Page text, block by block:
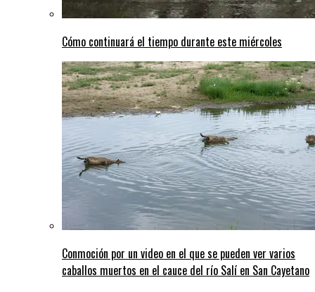
Cómo continuará el tiempo durante este miércoles
Conmoción por un video en el que se pueden ver varios
caballos muertos en el cauce del río Salí en San Cayetano